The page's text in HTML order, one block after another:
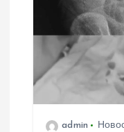
о
а
admin